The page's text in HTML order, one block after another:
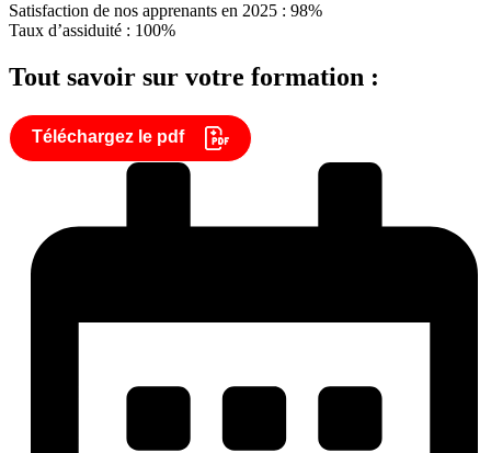
Satisfaction de nos apprenants en 2025 : 98%
Taux d’assiduité : 100%
Tout savoir sur votre formation :
Téléchargez le pdf